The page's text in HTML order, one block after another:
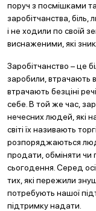
поруч з посмішками
заробітчанства,
і не ходили по своїй
виснаженими, які
Заробітчанство – це
заробили, втрачають
втрачають безціні
себе. В той же час,
нечесних людей, які
світі їх називають
розпоряджаються
продати, обміняти чи
сьогодення. Серед
тих, які пережили
потребують нашої
підтримку надати.